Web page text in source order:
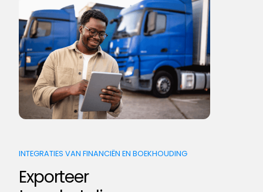
INTEGRATIES VAN FINANCIËN EN BOEKHOUDING
Exporteer